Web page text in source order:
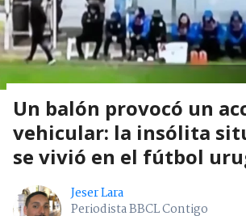
Un balón provocó un
vehicular: la insólita
se vivió en el fútbol
Jeser Lara
Periodista BBCL Contigo